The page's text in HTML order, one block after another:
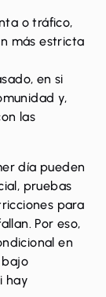
o tráfico,
más estricta
en si
y,
las
día pueden
pruebas
para
Por eso,
en
bajo
hay